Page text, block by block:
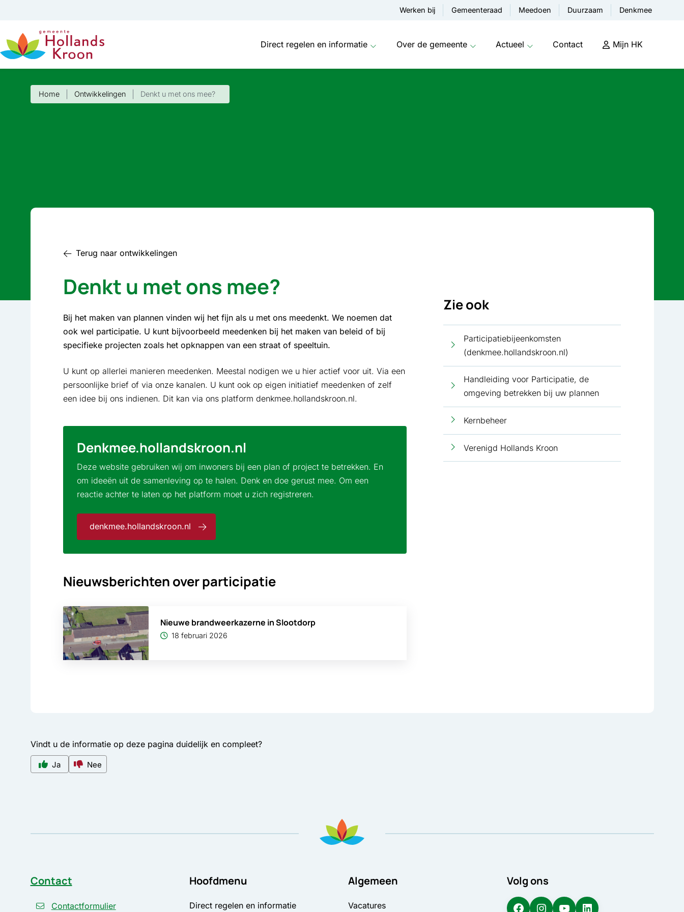
Werken bij Gemeenteraad Meedoen Duurzaam Denkmee
Direct regelen en informatie Over de gemeente Actueel Contact Mijn HK
Home Ontwikkelingen Denkt u met ons mee?
Terug naar ontwikkelingen
Denkt u met ons mee?
Bij het maken van plannen vinden wij het fijn als u met ons meedenkt. We noemen dat
ook wel participatie. U kunt bijvoorbeeld meedenken bij het maken van beleid of bij
specifieke projecten zoals het opknappen van een straat of speeltuin.
U kunt op allerlei manieren meedenken. Meestal nodigen we u hier actief voor uit. Via een
persoonlijke brief of via onze kanalen. U kunt ook op eigen initiatief meedenken of zelf
een idee bij ons indienen. Dit kan via ons platform denkmee.hollandskroon.nl.
Denkmee.hollandskroon.nl
Deze website gebruiken wij om inwoners bij een plan of project te betrekken. En
om ideeën uit de samenleving op te halen. Denk en doe gerust mee. Om een
reactie achter te laten op het platform moet u zich registreren.
denkmee.hollandskroon.nl
Nieuwsberichten over participatie
Nieuwe brandweerkazerne in Slootdorp
18 februari 2026
Zie ook
Participatiebijeenkomsten
(denkmee.hollandskroon.nl)
Handleiding voor Participatie, de
omgeving betrekken bij uw plannen
Kernbeheer
Verenigd Hollands Kroon
Vindt u de informatie op deze pagina duidelijk en compleet?
Ja Nee
Contact
Contactformulier
Hoofdmenu
Direct regelen en informatie
Algemeen
Vacatures
Volg ons
Facebook
Instagram
YouTubeLinkedIn